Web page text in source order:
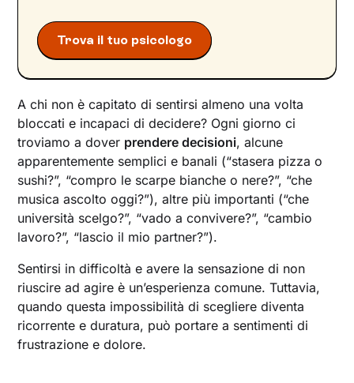
Trova il tuo psicologo
A chi non è capitato di sentirsi almeno una volta
bloccati e incapaci di decidere? Ogni giorno ci
troviamo a dover prendere decisioni, alcune
apparentemente semplici e banali (“stasera pizza o
sushi?”, “compro le scarpe bianche o nere?”, “che
musica ascolto oggi?”), altre più importanti (“che
università scelgo?”, “vado a convivere?”, “cambio
lavoro?”, “lascio il mio partner?”).
Sentirsi in difficoltà e avere la sensazione di non
riuscire ad agire è un’esperienza comune. Tuttavia,
quando questa impossibilità di scegliere diventa
ricorrente e duratura, può portare a sentimenti di
frustrazione e dolore.